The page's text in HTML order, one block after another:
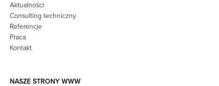
Aktualności
Consulting techniczny
Referencje
Praca
Kontakt
NASZE STRONY WWW